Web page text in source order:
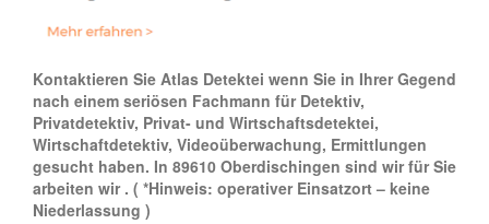
Kontaktieren Sie Atlas Detektei wenn Sie in Ihrer Gegend
nach einem seriösen Fachmann für Detektiv,
Privatdetektiv, Privat- und Wirtschaftsdetektei,
Wirtschaftdetektiv, Videoüberwachung, Ermittlungen
gesucht haben. In 89610 Oberdischingen sind wir für Sie
arbeiten wir . ( *Hinweis: operativer Einsatzort – keine
Niederlassung )